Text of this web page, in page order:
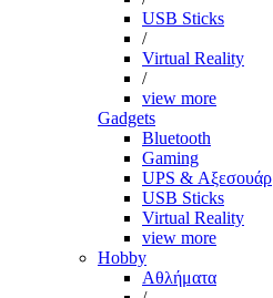
USB Sticks
/
Virtual Reality
/
view more
Gadgets
Bluetooth
Gaming
UPS & Αξεσουάρ
USB Sticks
Virtual Reality
view more
Hobby
Αθλήματα